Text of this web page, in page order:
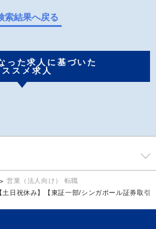
索結果へ戻る
った求人に基づいた
ススメ求人
営業（法人向け） 転職
土日祝休み】【東証一部/シンガポール証券取引